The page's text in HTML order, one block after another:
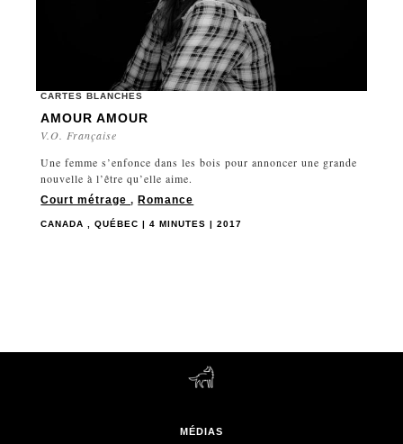
CARTES BLANCHES
AMOUR AMOUR
V.O. Française
Une femme s’enfonce dans les bois pour annoncer une grande
nouvelle à l’être qu’elle aime.
Court métrage,Romance
CANADA , QUÉBEC | 4 MINUTES | 2017
MÉDIAS